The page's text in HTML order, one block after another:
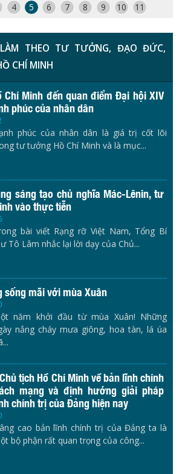
4 5 6 7 8 9 10 11
THEO TƯ TƯỞNG, ĐẠO ĐỨC,
CHÍ MINH
Minh đến quan điểm Đại hội XIV
phúc của nhân dân
phúc của nhân dân là giá trị cốt lõi
tư tưởng Hồ Chí Minh và là mục...
sáng tạo chủ nghĩa Mác-Lênin, tư
vào thực tiễn
bài viết Rạng rỡ Việt Nam, Tổng Bí
Tô Lâm nhắc lại lời dạy của Chủ...
mãi với mùa Xuân
năm khởi đầu từ mùa Xuân! Những
nắng cháy mưa giông, hoa tàn, lá úa
tịch Hồ Chí Minh về bản lĩnh chính
mạng và định hướng giải pháp
chính trị của Đảng hiện nay
cao bản lĩnh chính trị của Đảng ta là
bộ phận rất quan trọng của công...